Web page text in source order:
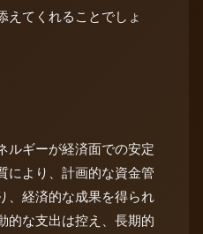
えてくれることでしょ
ルギーが経済面での安定
により、計画的な資金管
、経済的な成果を得られ
的な支出は控え、長期的